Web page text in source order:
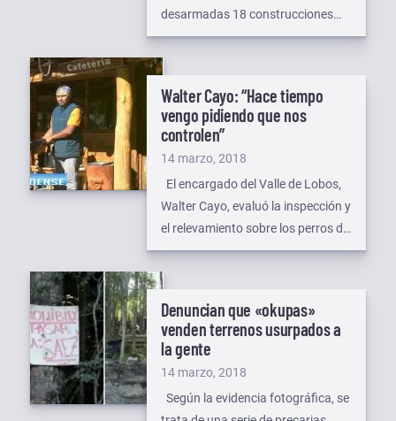
desarmadas 18 construcciones
irregulares, erigidas a la vera de la
Ruta J, durante las últimas
EDFM informó sobre 7 y 5 casillas
que habían desarmadas, sin
policial procedió a desarticular
otros 6 ranchos que se
encontraban […]
Walter Cayo: “Hace tiempo
vengo pidiendo que nos
controlen”
Publicado
el
14 marzo, 2018
El encargado del Valle de Lobos,
Walter Cayo, evaluó la inspección y
el relevamiento sobre los perros del
complejo turístico, que se llevó
adelante ayer por instrucción
importante para dejar en claro la
realidad de la situación, con la
opinión de profesionales”.
Asimismo, destacó la intervención
de SENASA, […]
Denuncian que «okupas»
venden terrenos usurpados a
la gente
Publicado
el
14 marzo, 2018
Según la evidencia fotográfica, se